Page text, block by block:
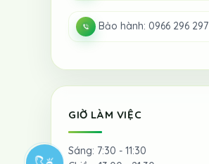
Bảo hành: 0966 296 297
GIỜ LÀM VIỆC
Sáng: 7:30 - 11:30